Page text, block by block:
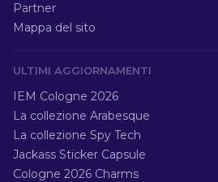
Partner
Mappa del sito
ULTIMI AGGIORNAMENTI
IEM Cologne 2026
La collezione Arabesque
La collezione Spy Tech
Jackass Sticker Capsule
Cologne 2026 Charms